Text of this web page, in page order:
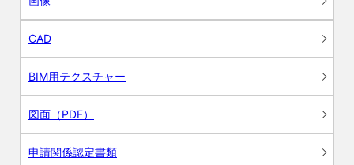
CAD
BIM用テクスチャー
図面（PDF）
申請関係認定書類